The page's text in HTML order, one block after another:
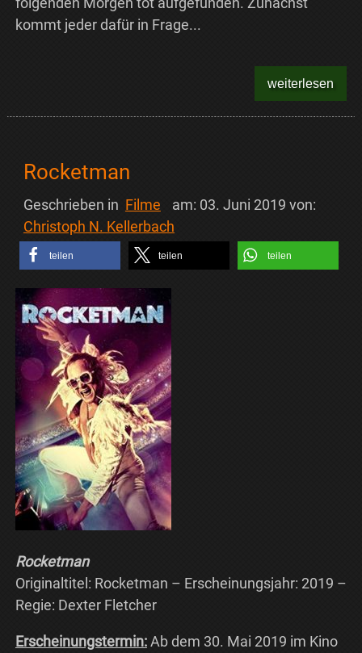
kommt jeder dafür in Frage...
weiterlesen
Rocketman
Geschrieben in Filme am: 03. Juni 2019 von:
Christoph N. Kellerbach
teilen teilen teilen
Rocketman
Originaltitel: Rocketman – Erscheinungsjahr: 2019 –
Regie: Dexter Fletcher
Erscheinungstermin:Ab dem 30. Mai 2019 im Kino